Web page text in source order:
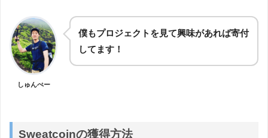
しゅんぺー
僕もプロジェクトを見て興味があれば寄付
してます！
Sweatcoinの獲得方法